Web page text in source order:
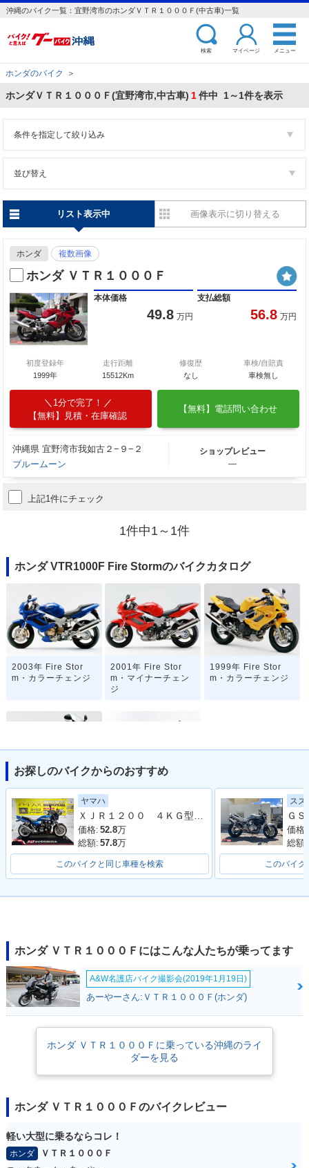
沖縄のバイク一覧：宜野湾市のホンダＶＴＲ１０００Ｆ(中古車)一覧
検索 マイページ メニュー
ホンダのバイク ＞
ホンダＶＴＲ１０００Ｆ(宜野湾市,中古車) 1件中 1～1件を表示
条件を指定して絞り込み
並び替え
リスト表示中 画像表示に切り替える
ホンダ 複数画像
ホンダ ＶＴＲ１０００Ｆ
本体価格
49.8 万円
支払総額
56.8 万円
初度登録年
1999年
走行距離
15512Km
修復歴
なし
車検/自賠責
車検無し
1分で完了！
【無料】見積・在庫確認
【無料】電話問い合わせ
沖縄県 宜野湾市我如古２−９−２
ブルームーン
ショップレビュー
―
上記1件にチェック
1件中1～1件
ホンダ VTR1000F Fire Stormのバイクカタログ
2003年 Fire Stor
m・カラーチェンジ
2001年 Fire Stor
m・マイナーチェン
ジ
1999年 Fire Stor
m・カラーチェンジ
1997年 Fire Stor
m・新登場
お探しのバイクからのおすすめ
ヤマハ
ＸＪＲ１２００ ４ＫＧ型 １９９５年モデル 社外マフラー サスペンション オイルクラー フェンダーレス カーボンフェンダー
価格: 52.8万
総額: 57.8万
このバイクと同じ車種を検索
スズ
価格:
総額:
このバイク
ホンダ ＶＴＲ１０００Ｆにはこんな人たちが乗ってます
A&W名護店バイク撮影会(2019年1月19日)
あーやーさん:ＶＴＲ１０００Ｆ(ホンダ)
ホンダ ＶＴＲ１０００Ｆに乗っている沖縄のライ
ダーを見る
ホンダ ＶＴＲ１０００Ｆのバイクレビュー
軽い大型に乗るならコレ！
ホンダ
ＶＴＲ１０００Ｆ